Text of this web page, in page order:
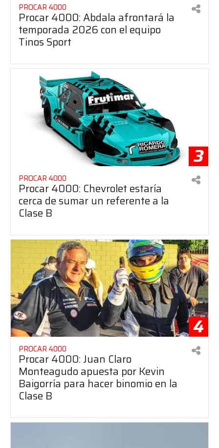
PROCAR 4000
Procar 4000: Abdala afrontará la
temporada 2026 con el equipo
Tinos Sport
3
PROCAR 4000
Procar 4000: Chevrolet estaría
cerca de sumar un referente a la
Clase B
4
PROCAR 4000
Procar 4000: Juan Claro
Monteagudo apuesta por Kevin
Baigorría para hacer binomio en la
Clase B